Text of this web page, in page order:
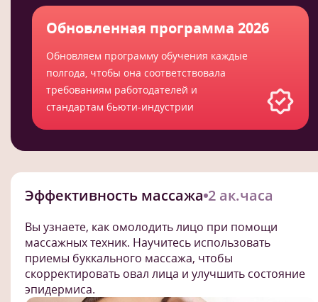
Обновленная программа 2026
Обновляем программу обучения каждые
полгода, чтобы она соответствовала
требованиям работодателей и
стандартам бьюти-индустрии
Эффективность массажа 2 ак.часа
Вы узнаете, как омолодить лицо при помощи
массажных техник. Научитесь использовать
приемы буккального массажа, чтобы
скорректировать овал лица и улучшить состояние
эпидермиса.